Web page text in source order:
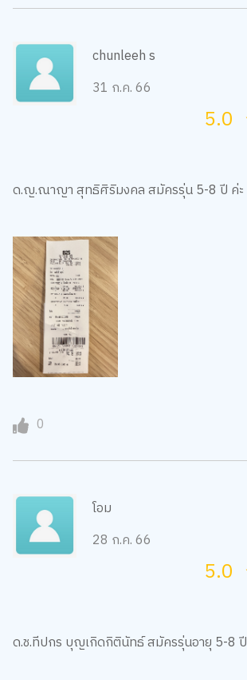
chunleeh s
31 ก.ค. 66
5.0
ด.ญ.ณาญา สุทธิศิริมงคล สมัครรุ่น 5-8 ปี ค่ะ
0
โอม
28 ก.ค. 66
5.0
ด.ช.ทีปกร บุญเกิดกิตินัทธ์ สมัครรุ่นอายุ 5-8 ปี